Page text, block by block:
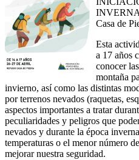
Casa de
Esta
a 17 años
conocer
montaña
invierno, así como las distintas
por terrenos nevados (raquetas,
aspectos importantes a tratar
peculiaridades y peligros que
nevados y durante la época
temperaturas o el menor número
mejorar nuestra seguridad.